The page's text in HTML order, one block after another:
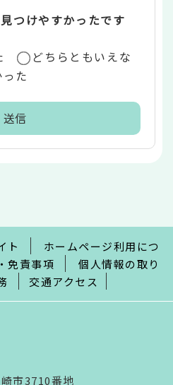
つけやすかったです
どちらともいえな
た
ト
ホームページ利用につ
免責事項
個人情報の取り
交通アクセス
市3710番地